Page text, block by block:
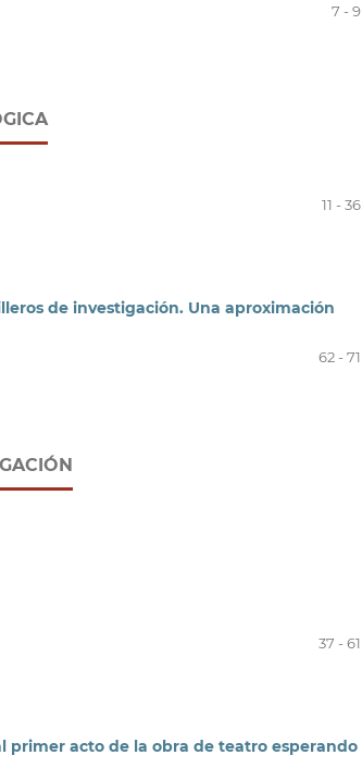
7 - 9
11 - 36
de investigación. Una aproximación
62 - 71
37 - 61
acto de la obra de teatro esperando